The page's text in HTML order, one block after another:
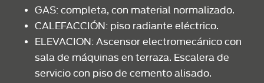
GAS: completa, con material normalizado.
CALEFACCIÓN: piso radiante eléctrico.
ELEVACION: Ascensor electromecánico con
sala de máquinas en terraza. Escalera de
servicio con piso de cemento alisado.